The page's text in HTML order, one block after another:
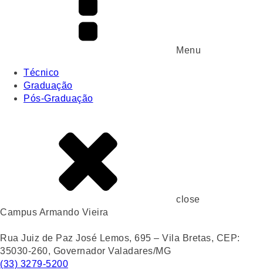
Menu
Técnico
Graduação
Pós-Graduação
close
Campus Armando Vieira
Rua Juiz de Paz José Lemos, 695 – Vila Bretas, CEP:
35030-260, Governador Valadares/MG
(33) 3279-5200